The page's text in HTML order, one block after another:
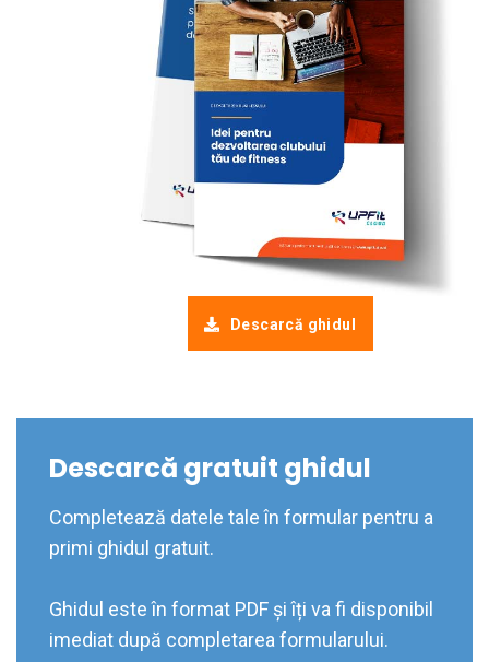
Descarcă ghidul
Descarcă gratuit ghidul
Completează datele tale în formular pentru a
primi ghidul gratuit.
Ghidul este în format PDF și îți va fi disponibil
imediat după completarea formularului.